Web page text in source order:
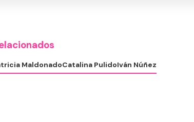
MaldonadoCatalina PulidoIván Núñez